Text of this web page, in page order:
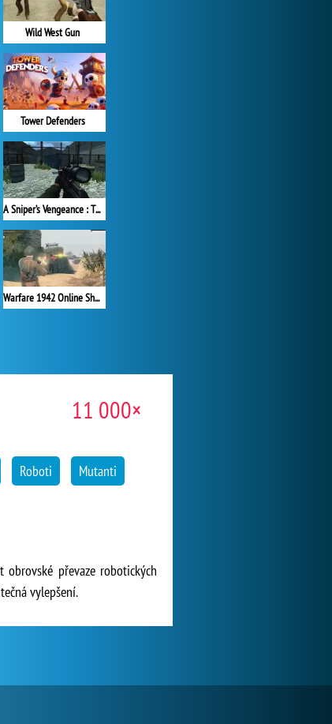
Wild West Gun
Tower Defenders
A Sniper’s Vengeance : The Story of Linh
Warfare 1942 Online Shooter
11 000×
Roboti Mutanti
převaze robotických
vylepšení.